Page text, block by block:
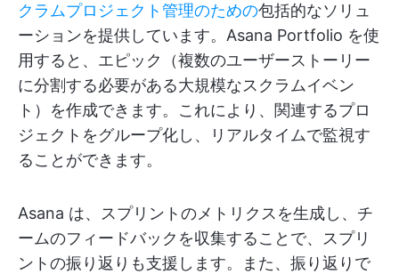
クラムプロジェクト管理のための包括的なソリュ
ーションを提供しています。Asana Portfolio を使
用すると、エピック（複数のユーザーストーリー
に分割する必要がある大規模なスクラムイベン
ト）を作成できます。これにより、関連するプロ
ジェクトをグループ化し、リアルタイムで監視す
ることができます。
Asana は、スプリントのメトリクスを生成し、チ
ームのフィードバックを収集することで、スプリ
ントの振り返りも支援します。また、振り返りで